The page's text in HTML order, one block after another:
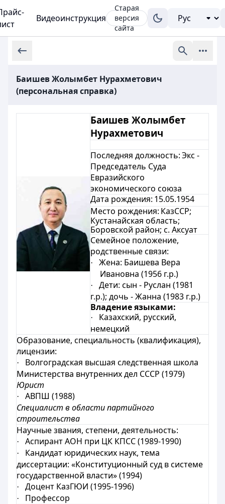
Видеоинструкция
Старая
версия
сайта
Баишев Жолымбет Нурахметович
(персональная справка)
Баишев Жолымбет
Нурахметович
Последняя должность:Экс -
Председатель Суда
Евразийского
экономического союза
Дата рождения: 15.05.1954
Место рождения: КазССР;
Кустанайская область;
Боровской район; с. Аксуат
Семейное положение,
родственные связи:
· Жена: Баишева Вера
Ивановна (1956 г.р.)
· Дети: сын - Руслан (1981
г.р.); дочь - Жанна (1983 г.р.)
Владение языками:
·
Казахский, русский,
немецкий
Образование, специальность (квалификация),
лицензии:
·
Волгоградская высшая следственная школа
Министерства внутренних дел СССР (1979)
Юрист
·
АВПШ (1988)
Специалист в области партийного
строительства
Научные звания, степени, деятельность:
· Аспирант АОН при ЦК КПСС (1989-1990)
·
Кандидат юридических наук, тема
диссертации: «Конституционный суд в системе
государственной власти» (1994)
· Доцент КазГЮИ (1995-1996)
·
Профессор